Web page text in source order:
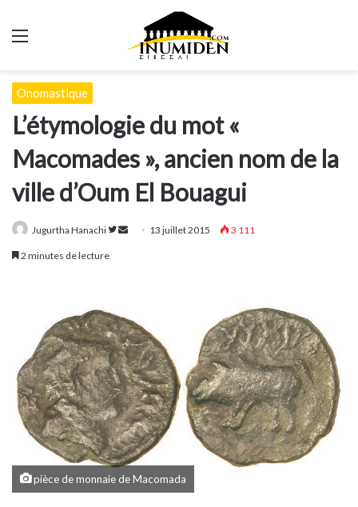
Menu
Onomastique
L’étymologie du mot «
Macomades », ancien nom de la
ville d’Oum El Bouagui
Jugurtha Hanachi
Suivre
Envoyer13 juillet 2015 3 111
2 minutes de lecture
pièce de monnaie de Macomada